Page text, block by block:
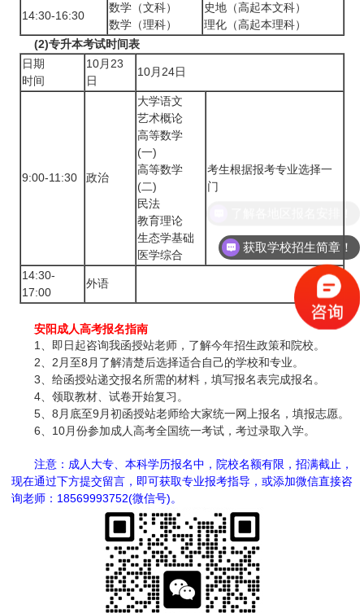
14:30-16:30
数学（文科）
数学（理科）
史地（高起本文科）
理化（高起本理科）
(2)专升本考试时间表‍
日期
时间
10月23
日
10月24日
9:00-11:30 政治
大学语文
艺术概论
高等数学
(一)
高等数学
(二)
民法
教育理论
生态学基础
医学综合
考生根据报考专业选择一
门
14:30-
17:00
外语
安阳成人高考报名指南
1、即日起咨询我函授站老师，了解今年招生政策和院校。
2、2月至8月了解清楚后选择适合自己的学校和专业。
3、给函授站递交报名所需的材料，填写报名表完成报名。
4、领取教材、试卷开始复习。
5、8月底至9月初函授站老师给大家统一网上报名，填报志愿。
6、10月份参加成人高考全国统一考试，考过录取入学。
注意：成人大专、本科学历报名中，院校名额有限，招满截止，
现在通过下方提交留言，即可获取专业报考指导，或添加微信直接咨
询老师：18569993752(微信号)。
获取学校招生简章！